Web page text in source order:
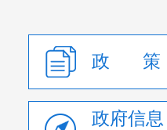
政 策
政府信息